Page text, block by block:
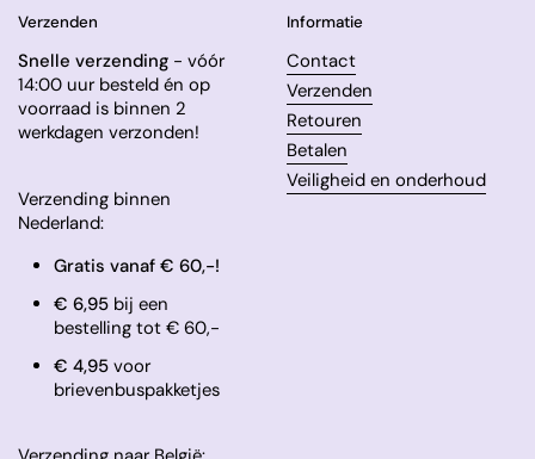
Verzenden
Snelle verzending - vóór
14:00 uur besteld én op
voorraad is binnen 2
werkdagen verzonden!
Verzending binnen
Nederland:
Gratis vanaf € 60,-!
€ 6,95 bij een
bestelling tot € 60,-
​€ 4,95 voor
brievenbuspakketjes
Informatie
Contact
Verzenden
Retouren
Betalen
Veiligheid en onderhoud